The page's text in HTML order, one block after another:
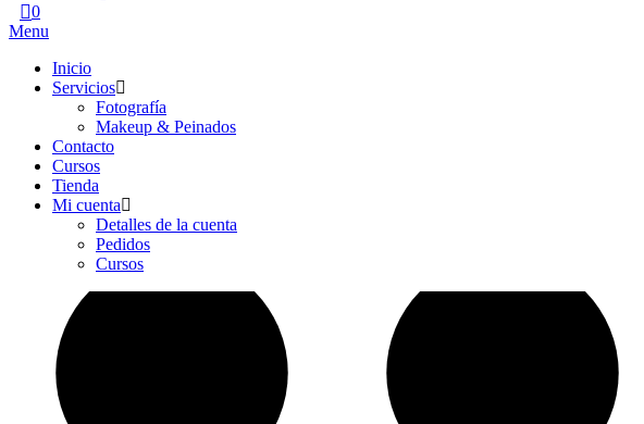
0
Menu
Inicio
Servicios
Fotografía
Makeup & Peinados
Contacto
Cursos
Tienda
Mi cuenta
Detalles de la cuenta
Pedidos
Cursos